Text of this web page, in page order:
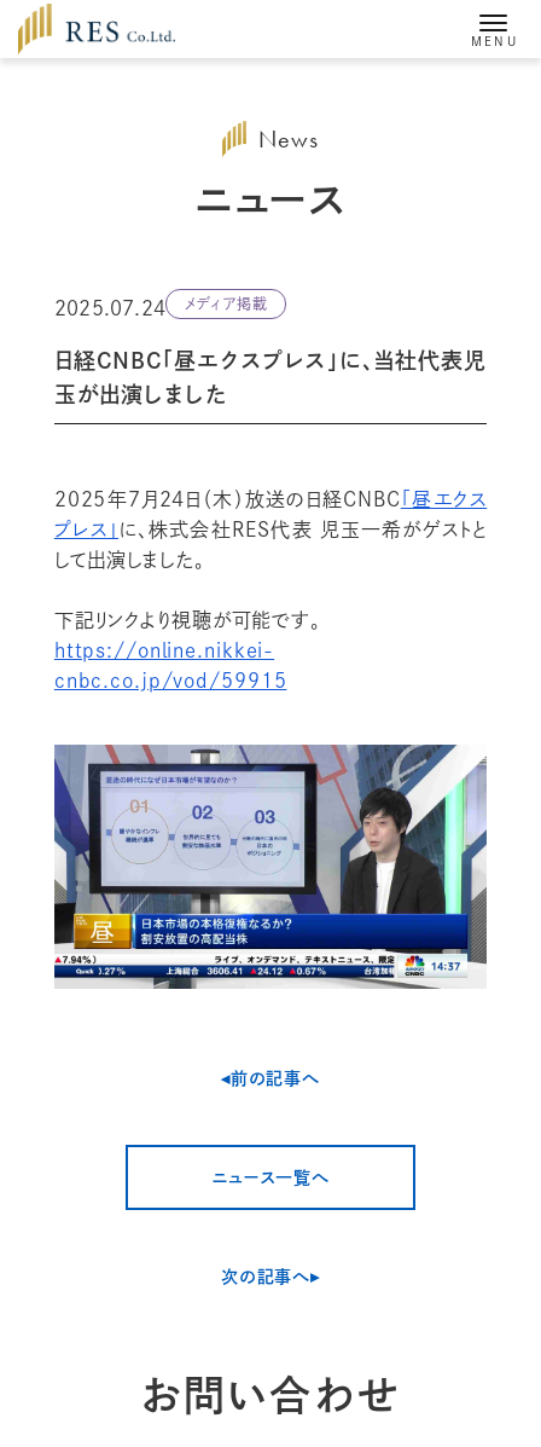
News
ニュース
2025.07.24 メディア掲載
日経CNBC「昼エクスプレス」に、当社代表児
玉が出演しました
2025年7月24日（木）放送の日経CNBC
「昼エクス
プレス」 に、株式会社RES代表 児玉一希がゲストと
して出演しました。
下記リンクより視聴が可能です。
https://online.nikkei-
cnbc.co.jp/vod/59915
◂前の記事へ
ニュース一覧へ
次の記事へ▸
お問い合わせ